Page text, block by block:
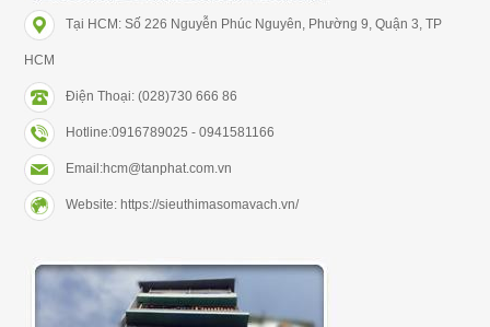
Tại HCM: Số 226 Nguyễn Phúc Nguyên, Phường 9, Quận 3, TP
HCM
Điện Thoại: (028)730 666 86
Hotline:0916789025 - 0941581166
Email:hcm@tanphat.com.vn
Website: https://sieuthimasomavach.vn/